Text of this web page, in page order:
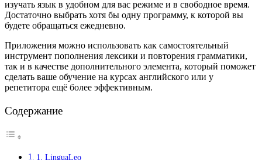
изучать язык в удобном для вас режиме и в свободное время.
Достаточно выбрать хотя бы одну программу, к которой вы
будете обращаться ежедневно.
Приложения можно использовать как самостоятельный
инструмент пополнения лексики и повторения грамматики,
так и в качестве дополнительного элемента, который поможет
сделать ваше обучение на курсах английского или у
репетитора ещё более эффективным.
Содержание
1. LinguaLeo